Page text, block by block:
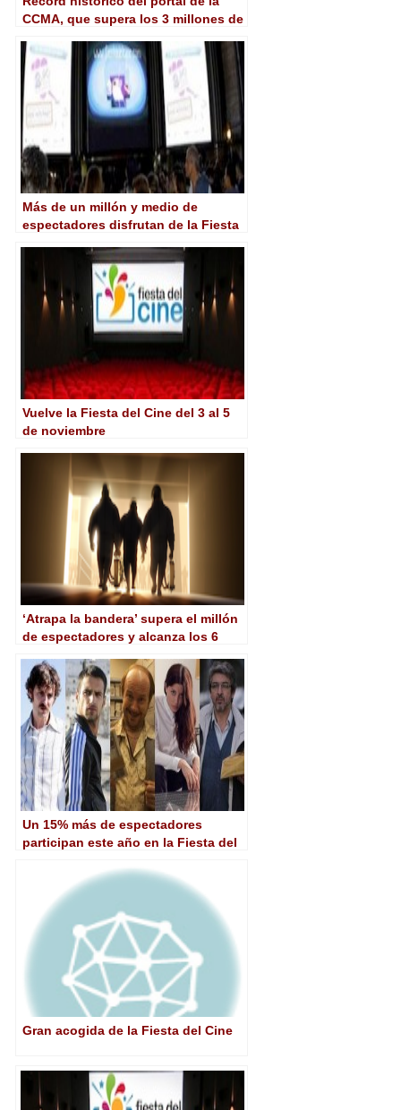
CCMA, que supera los 3 millones de
Más de un millón y medio de
espectadores disfrutan de la Fiesta
Vuelve la Fiesta del Cine del 3 al 5
de noviembre
‘Atrapa la bandera’ supera el millón
de espectadores y alcanza los 6
Un 15% más de espectadores
participan este año en la Fiesta del
Gran acogida de la Fiesta del Cine